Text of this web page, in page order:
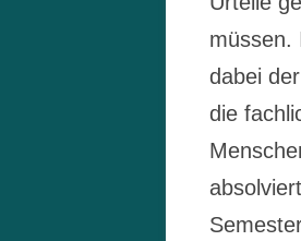
müssen.
dabei
die